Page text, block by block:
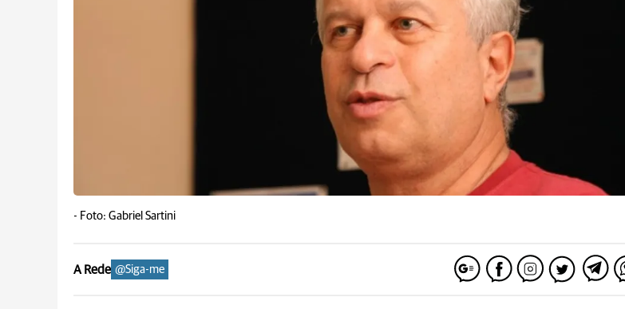
- Foto: Gabriel Sartini
A Rede @Siga-me